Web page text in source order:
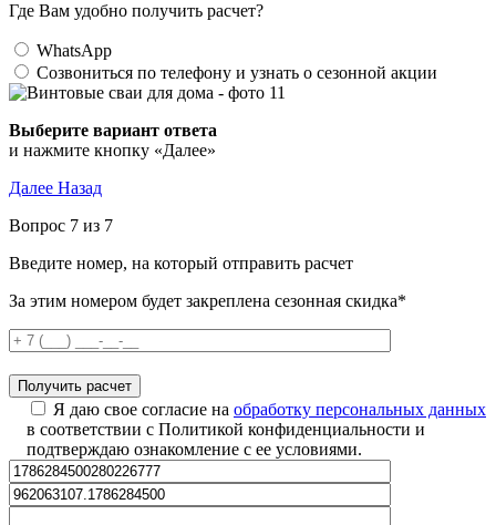
Где Вам удобно получить расчет?
WhatsApp
Созвониться по телефону и узнать о сезонной акции
Выберите вариант ответа
и нажмите кнопку «Далее»
Далее Назад
Вопрос 7 из 7
Введите номер, на который отправить расчет
За этим номером будет закреплена сезонная скидка*
Я даю свое согласие на обработку персональных данных
в соответствии с Политикой конфиденциальности и
подтверждаю ознакомление с ее условиями.